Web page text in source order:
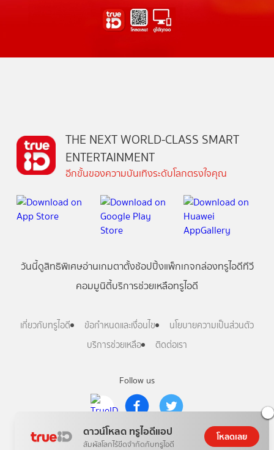
ดาวน์โหลด ทรูไอดีแอป
สัมผัสโลกไร้ขีดจำกัดกับทรูไอดี
โหลดเลย
Follow us
Copyright © True Digital Group Company Limited.
All rights reserved
THE NEXT WORLD-CLASS SMART
ENTERTAINMENT
อีกขั้นของความบันเทิงระดับโลกตรงใจคุณ
วันนี้ดูสิทธิพิเศษอ่านเกมตาตั้งช้อปปิ้งแพ็กเกจกล่องทรูไอดีทีวี
คอมมูนิตี้บริการช่วยเหลือทรูไอดี
เกี่ยวกับทรูไอดี ข้อกำหนดและเงื่อนไข
นโยบายความเป็นส่วนตัว
บริการช่วยเหลือ
ติดต่อเรา